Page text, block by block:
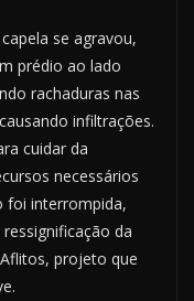
se agravou,
prédio ao lado
rachaduras nas
infiltrações.
cuidar da
necessários
foi interrompida,
da
projeto que